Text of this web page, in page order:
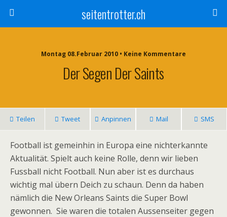
seitentrotter.ch
Montag 08.Februar 2010 • Keine Kommentare
Der Segen Der Saints
Teilen Tweet Anpinnen Mail SMS
Football ist gemeinhin in Europa eine nichterkannte
Aktualität. Spielt auch keine Rolle, denn wir lieben
Fussball nicht Football. Nun aber ist es durchaus
wichtig mal übern Deich zu schaun. Denn da haben
nämlich die New Orleans Saints die Super Bowl
gewonnen. Sie waren die totalen Aussenseiter gegen